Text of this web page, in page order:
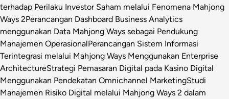
terhadap Perilaku Investor Saham melalui Fenomena Mahjong
Ways 2Perancangan Dashboard Business Analytics
menggunakan Data Mahjong Ways sebagai Pendukung
Manajemen OperasionalPerancangan Sistem Informasi
Terintegrasi melalui Mahjong Ways Menggunakan Enterprise
ArchitectureStrategi Pemasaran Digital pada Kasino Digital
Menggunakan Pendekatan Omnichannel MarketingStudi
Manajemen Risiko Digital melalui Mahjong Ways 2 dalam